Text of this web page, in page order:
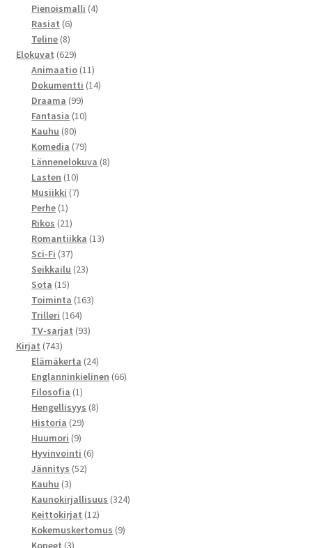
tuotetta
Pienoismalli 44
Rasiat 66
tuotetta
Teline 88
tuotetta
Elokuvat 629629
tuotetta
Animaatio 1111
tuotetta
Dokumentti 1414
Draama 9999
tuotetta
Fantasia 1010
Kauhu 8080
tuotetta
Komedia 7979
tuotetta
Lännenelokuva 88
Lasten 1010
tuotetta
Musiikki 77
Perhe 11
tuote
Rikos 2121
tuotetta
Romantiikka 1313
Sci-Fi 3737
tuotetta
Seikkailu 2323
Sota 1515
tuotetta
Toiminta 163163
Trilleri 164164
tuotetta
TV-sarjat 9393
Kirjat 743743
tuotetta
Elämäkerta 2424
tuotetta
Englanninkielinen 6666
Filosofia 11
tuote
Hengellisyys 88
Historia 2929
Huumori 99
tuotetta
Hyvinvointi 66
Jännitys 5252
Kauhu 33
tuotetta
Kaunokirjallisuus 324324
Keittokirjat 1212
tuotetta
Kokemuskertomus 99
Koneet 33